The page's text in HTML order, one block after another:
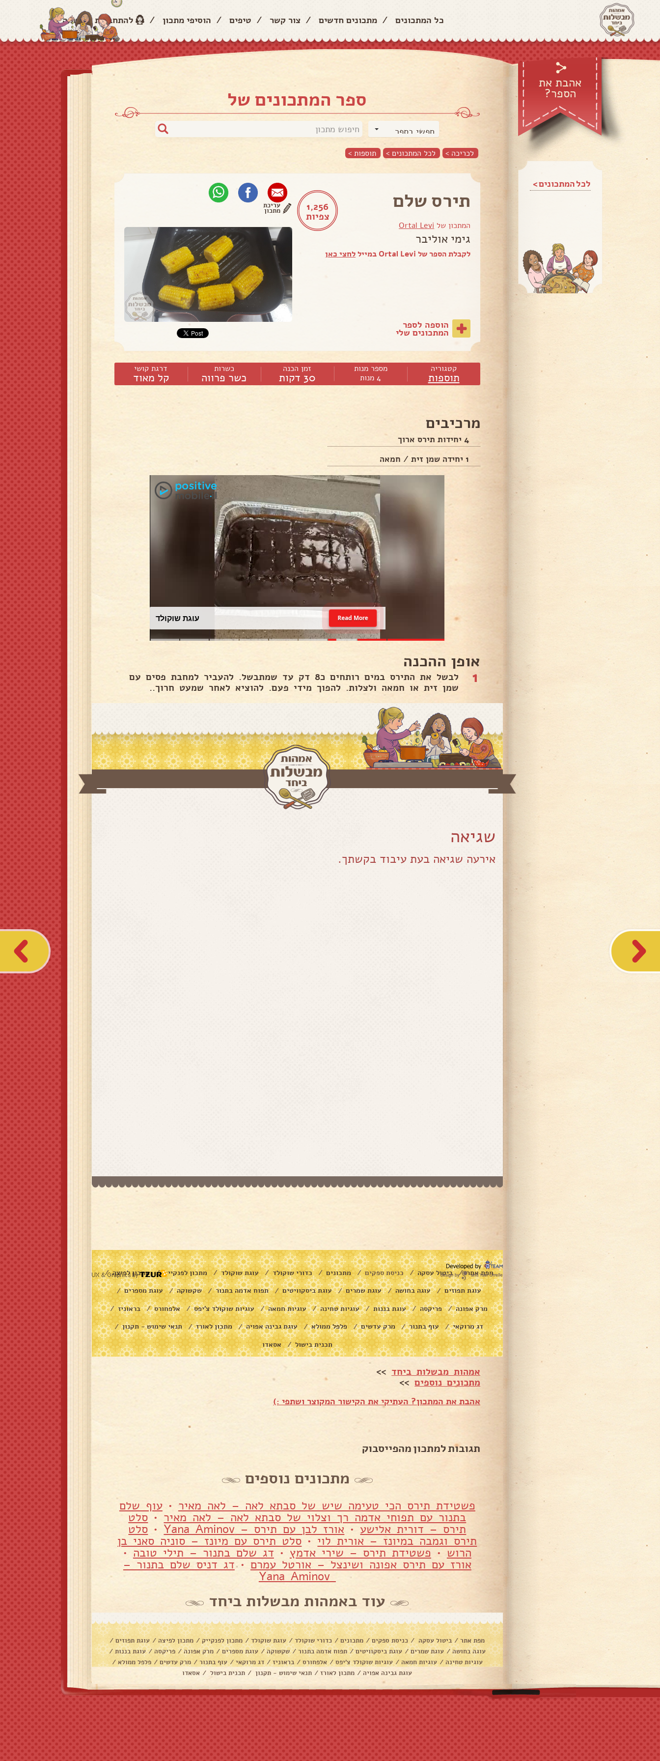
כל המתכונים / מתכונים חדשים / צור קשר / טיפים / הוסיפי מתכון / להתחברות והרשמה
אהבת את
הספר?
לכל המתכונים >
ספר המתכונים של
חפשי בספר
לכריכה > לכל המתכונים > תוספות >
1,256
צפיות
תירס שלם
המתכון של Ortal Levi
גימי אוליבר
לקבלת הספר של Ortal Levi במייל לחצי כאן
הוספה לספר
המתכונים שלי
עריכת
מתכון
קטגוריה
תוספות
מספר מנות
4 מנות
זמן הכנה
30 דקות
כשרות
כשר פרווה
דרגת קושי
קל מאוד
מרכיבים
4 יחידות תירס ארוך
1 יחידה שמן זית / חמאה
עוגת שוקולד Read More
אופן ההכנה
1
לבשל את התירס במים רותחים כ8 דק עד שמתבשל. להעביר למחבת פסים עם
שמן זית או חמאה ולצלות. להפוך מידי פעם. להוציא לאחר שמעט חרוך..
שגיאה
אירעה שגיאה בעת עיבוד בקשתך.
מפת אתר / ביטול עסקה / כניסת ספקים / מתכונים / כדורי שוקולד / עוגת שוקולד / מתכון לפנקייק / מתכון לפיצה /
עוגת תפוזים / עוגה בחושה / עוגת שמרים / עוגת ביסקוויטים / תפוח אדמה בתנור / שקשוקה / עוגת מספרים /
מרק אפונה / פריקסה / עוגת בננות / עוגיות טחינה / עוגיות חמאה / עוגיות שוקולד צ׳יפס / אלפחורס / בראוניז /
דג מרוקאי / עוף בתנור / מרק עדשים / פלפל ממולא / עוגת גבינה אפויה / מתכון לאורז / תנאי שימוש - תקנון /
תכנית בישול / אסאדו
אמהות מבשלות ביחד >>
מתכונים נוספים>>
אהבת את המתכון? העתיקי את הקישור המקוצר ושתפי :)
תגובות למתכון מהפייסבוק
מתכונים נוספים
פשטידת תירס הכי טעימה שיש של סבתא לאה – לאה מאיר •עוף שלם
בתנור עם תפוחי אדמה רך וצלוי של סבתא לאה – לאה מאיר • סלט
תירס – דורית אלישע• אורז לבן עם תירס – Yana Aminov • סלט
תירס וגמבה במיונז – אורית לוי • סלט תירס עם מיונז – סוניה סאני בן
הרוש • פשטידת תירס – שירי אדמץ • דג שלם בתנור – תילי טובה •
אורז עם תירס אפונה ושינצל – אורטל עמרם •דג דניס שלם בתנור –
Yana Aminov
עוד באמהות מבשלות ביחד
מפת אתר / ביטול עסקה / כניסת ספקים/ מתכונים / כדורי שוקולד / עוגת שוקולד / מתכון לפנקייק / מתכון לפיצה / עוגת תפוזים /
עוגה בחושה/ עוגת שמרים/ עוגת ביסקוויטים/ תפוח אדמה בתנור/ שקשוקה/ עוגת מספרים/ מרק אפונה/ פריקסה / עוגת בננות /
עוגיות טחינה / עוגיות חמאה / עוגיות שוקולד צ׳יפס/ אלפחורס / בראוניז/ דג מרוקאי / עוף בתנור / מרק עדשים / פלפל ממולא /
עוגת גבינה אפויה / מתכון לאורז / תנאי שימוש - תקנון / תכנית בישול / אסאדו